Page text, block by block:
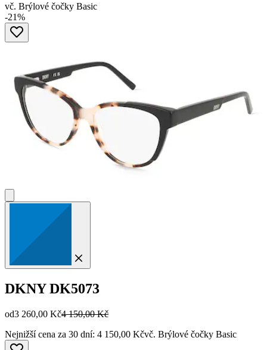
vč. Brýlové čočky Basic
-21%
DKNY DK5073
od3 260,00 Kč4 150,00 Kč
Nejnižší cena za 30 dní: 4 150,00 Kčvč. Brýlové čočky Basic